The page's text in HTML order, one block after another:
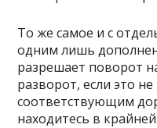
То же самое и с
одним лишь
разрешает поворот
разворот, если это
соответствующим
находитесь в